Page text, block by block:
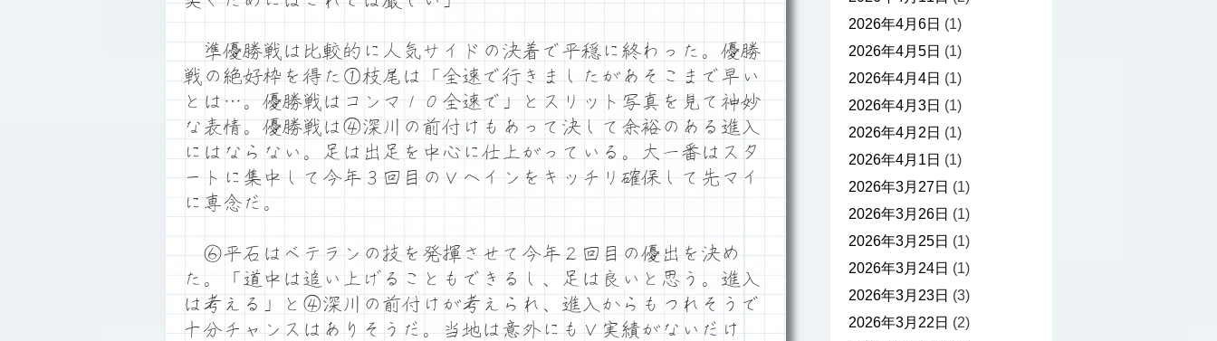
準優勝戦は比較的に人気サイドの決着で平穏に終わった。優勝
戦の絶好枠を得た①枝尾は「全速で行きましたがあそこまで早い
とは…。優勝戦はコンマ１０全速で」とスリット写真を見て神妙
な表情。優勝戦は④深川の前付けもあって決して余裕のある進入
にはならない。足は出足を中心に仕上がっている。大一番はスタ
ートに集中して今年３回目のＶへインをキッチリ確保して先マイ
に専念だ。
⑥平石はベテランの技を発揮させて今年２回目の優出を決め
た。「道中は追い上げることもできるし、足は良いと思う。進入
は考える」と④深川の前付けが考えられ、進入からもつれそうで
十分チャンスはありそうだ。当地は意外にもＶ実績がないだけ
2026年4月6日 (1)
2026年4月5日 (1)
2026年4月4日 (1)
2026年4月3日 (1)
2026年4月2日 (1)
2026年4月1日 (1)
2026年3月27日 (1)
2026年3月26日 (1)
2026年3月25日 (1)
2026年3月24日 (1)
2026年3月23日 (3)
2026年3月22日 (2)